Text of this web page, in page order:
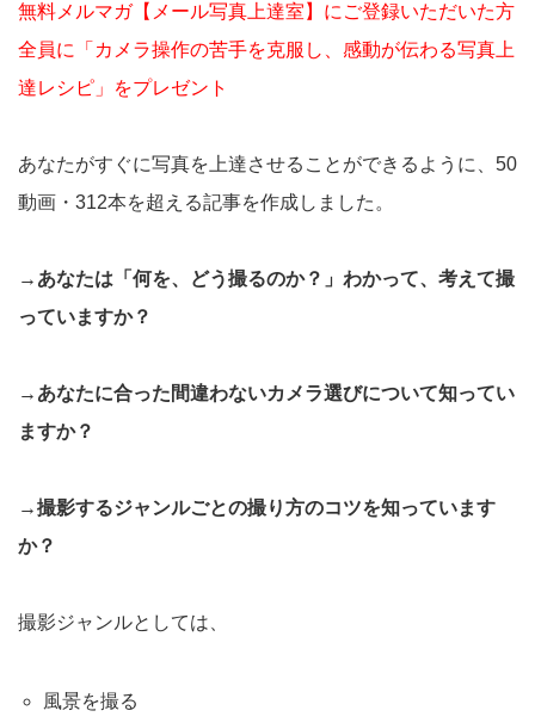
無料メルマガ【メール写真上達室】にご登録いただいた方
全員に「カメラ操作の苦手を克服し、感動が伝わる写真上
達レシピ」をプレゼント
あなたがすぐに写真を上達させることができるように、50
動画・312本を超える記事を作成しました。
→あなたは「何を、どう撮るのか？」わかって、考えて撮
っていますか？
→あなたに合った間違わないカメラ選びについて知ってい
ますか？
→撮影するジャンルごとの撮り方のコツを知っています
か？
撮影ジャンルとしては、
風景を撮る